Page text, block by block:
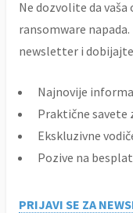
Ne dozvolite da
ransomware
newsletter i
Najnovije
Praktične savete
Ekskluzivne
Pozive na
PRIJAVI SE ZA